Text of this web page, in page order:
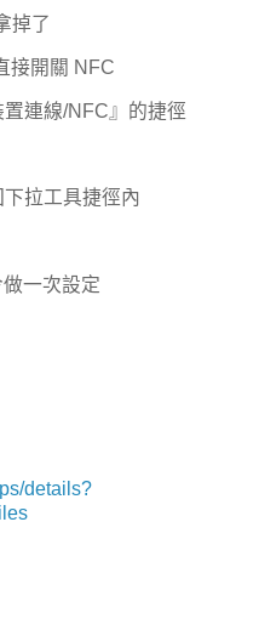
掉了
接開關 NFC
連線/NFC』的捷徑
拉工具捷徑內
一次設定
details?